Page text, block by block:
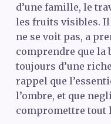
d’une famille, le
les fruits visibles. Il
ne se voit pas, a
comprendre que la
toujours d’une
rappel que
l’ombre, et que
compromettre tout